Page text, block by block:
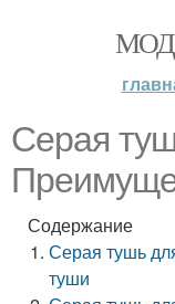
Серая
Содержание
Серая тушь
туши